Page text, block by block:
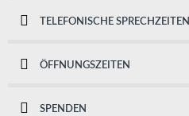
TELEFONISCHE SPRECHZEITEN
ÖFFNUNGSZEITEN
SPENDEN